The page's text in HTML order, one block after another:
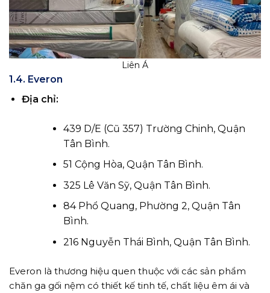
Liên Á
1.4. Everon
Địa chỉ:
439 D/E (Cũ 357) Trường Chinh, Quận
Tân Bình.
51 Cộng Hòa, Quận Tân Bình.
325 Lê Văn Sỹ, Quận Tân Bình.
84 Phổ Quang, Phường 2, Quận Tân
Bình.
216 Nguyễn Thái Bình, Quận Tân Bình.
Everon là thương hiệu quen thuộc với các sản phẩm
chăn ga gối nệm có thiết kế tinh tế, chất liệu êm ái và